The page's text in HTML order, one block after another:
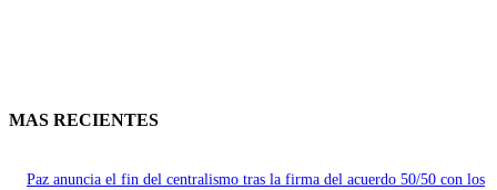
MAS RECIENTES
Paz anuncia el fin del centralismo tras la firma del acuerdo 50/50 con los